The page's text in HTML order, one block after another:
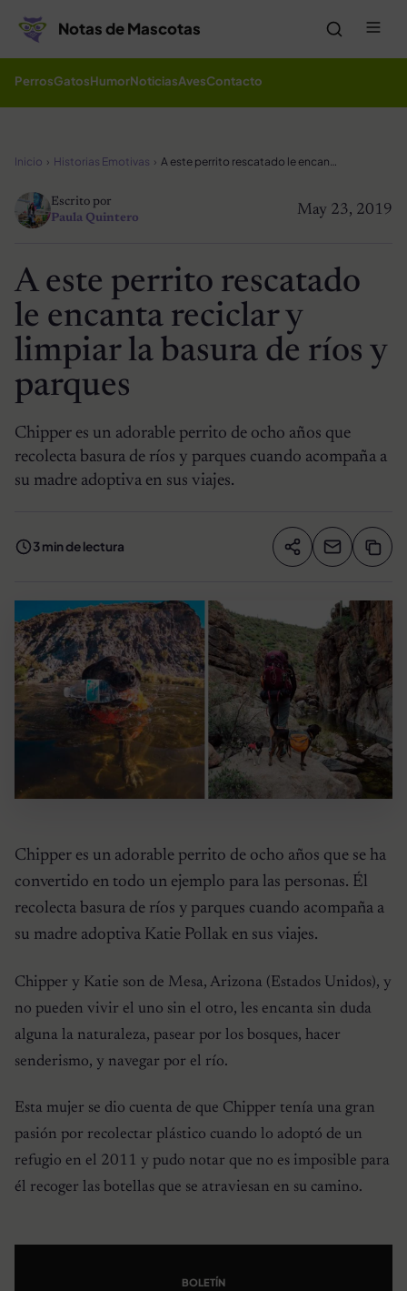
Notas de Mascotas
PerrosGatosHumorNoticiasAvesContacto
Inicio Historias Emotivas A este perrito rescatado le encanta reciclar y limpiar la basura de ríos y parques
May 23, 2019
Escrito por
Paula Quintero
A este perrito rescatado
le encanta reciclar y
limpiar la basura de ríos y
parques
Chipper es un adorable perrito de ocho años que
recolecta basura de ríos y parques cuando acompaña a
su madre adoptiva en sus viajes.
3 min de lectura Compartir
Chipper es un adorable perrito de ocho años que se ha
convertido en todo un ejemplo para las personas. Él
recolecta basura de ríos y parques cuando acompaña a
su madre adoptiva Katie Pollak en sus viajes.
Chipper y Katie son de Mesa, Arizona (Estados Unidos), y
no pueden vivir el uno sin el otro, les encanta sin duda
alguna la naturaleza, pasear por los bosques, hacer
senderismo, y navegar por el río.
Esta mujer se dio cuenta de que Chipper tenía una gran
pasión por recolectar plástico cuando lo adoptó de un
refugio en el 2011 y pudo notar que no es imposible para
él recoger las botellas que se atraviesan en su camino.
BOLETÍN